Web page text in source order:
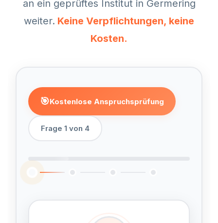
an ein geprüftes Institut in Germering
weiter. Keine Verpflichtungen, keine
Kosten.
🎯Kostenlose Anspruchsprüfung
Frage 1 von 4